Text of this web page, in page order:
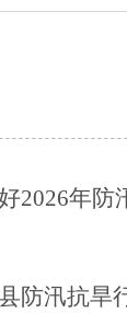
2026年防
防汛抗旱